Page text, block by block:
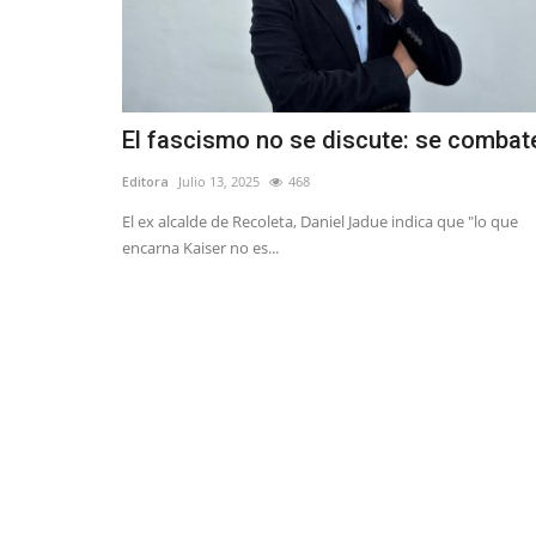
El fascismo no se discute: se
Editora Julio 13, 2025 468
El ex alcalde de Recoleta, Daniel Jadue indica que "lo que
encarna Kaiser no es...